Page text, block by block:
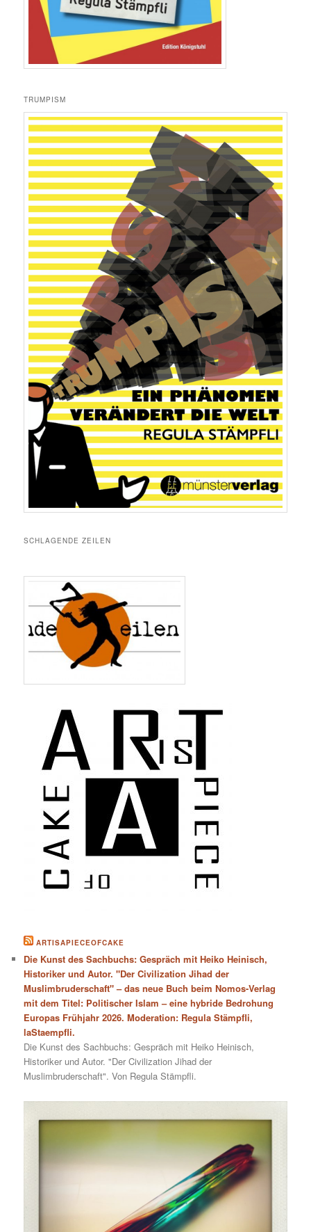
TRUMPISM
SCHLAGENDE ZEILEN
ARTISAPIECEOFCAKE
Die Kunst des Sachbuchs: Gespräch mit Heiko Heinisch,
Historiker und Autor. "Der Civilization Jihad der
Muslimbruderschaft" – das neue Buch beim Nomos-Verlag
mit dem Titel: Politischer Islam – eine hybride Bedrohung
Europas Frühjahr 2026. Moderation: Regula Stämpfli,
laStaempfli.
Die Kunst des Sachbuchs: Gespräch mit Heiko Heinisch,
Historiker und Autor. "Der Civilization Jihad der
Muslimbruderschaft". Von Regula Stämpfli.